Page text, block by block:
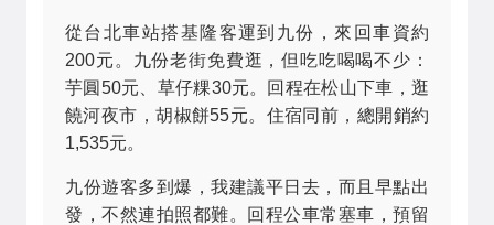
從台北車站搭基隆客運到九份，來回車資約
200元。九份老街免費逛，但吃吃喝喝不少：
芋圓50元、草仔粿30元。回程在松山下車，逛
饒河夜市，胡椒餅55元。住宿同前，總開銷約
1,535元。
九份遊客多到爆，我建議平日去，而且早點出
發，不然連拍照都難。回程公車常塞車，預留